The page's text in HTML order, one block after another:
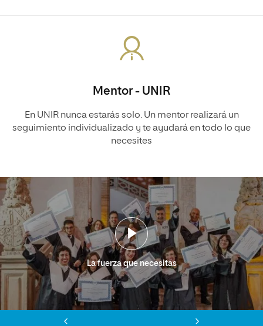
Mentor - UNIR
En UNIR nunca estarás solo. Un mentor realizará un
seguimiento individualizado y te ayudará en todo lo que
necesites
La fuerza que necesitas